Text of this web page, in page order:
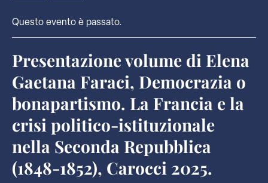
Questo evento è passato.
Presentazione volume di Elena
Gaetana Faraci, Democrazia o
bonapartismo. La Francia e la
crisi politico-istituzionale
nella Seconda Repubblica
(1848-1852), Carocci 2025.